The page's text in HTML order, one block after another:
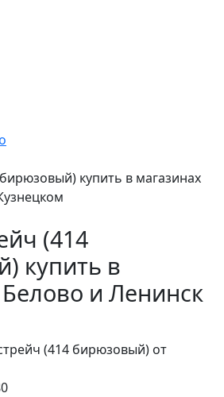
купить в магазинах
(414
купить в
и Ленинск